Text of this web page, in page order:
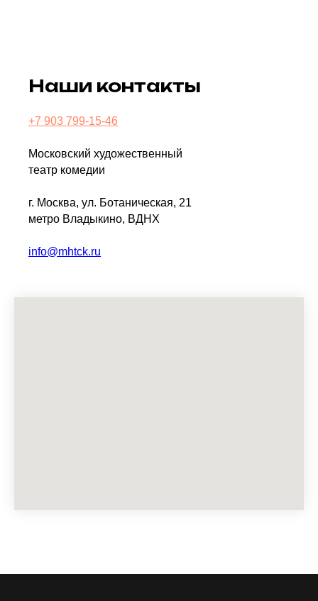
Наши контакты
+7 903 799-15-46
Московский художественный
театр комедии
г. Москва, ул. Ботаническая, 21
метро Владыкино, ВДНХ
info@mhtck.ru